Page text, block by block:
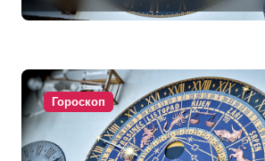
а
п
и
Гороскоп